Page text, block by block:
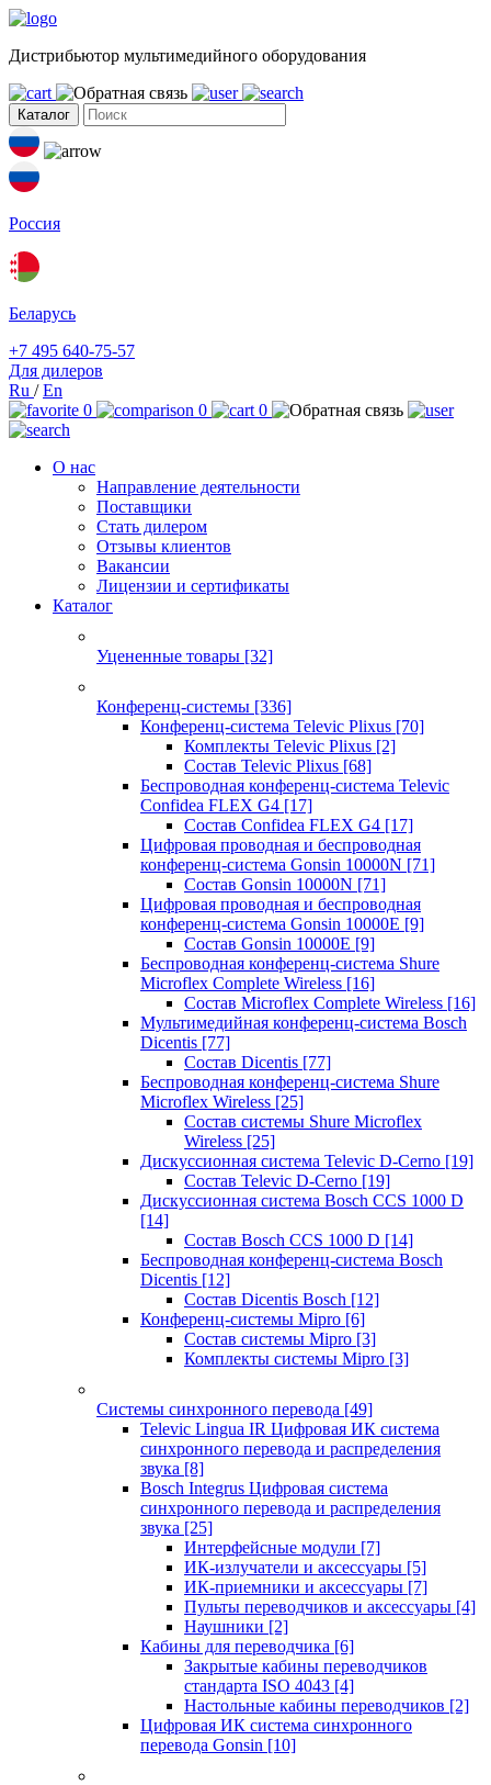
Дистрибьютор мультимедийного оборудования
Каталог
Россия
Беларусь
+7 495 640-75-57
Для дилеров
Ru /En
0
0 0
О нас
Направление деятельности
Поставщики
Стать дилером
Отзывы клиентов
Вакансии
Лицензии и сертификаты
Каталог
Уцененные товары [32]
Конференц-системы [336]
Конференц-система Televic Plixus [70]
Комплекты Televic Plixus [2]
Состав Televic Plixus [68]
Беспроводная конференц-система Televic
Confidea FLEX G4 [17]
Состав Confidea FLEX G4 [17]
Цифровая проводная и беспроводная
конференц-система Gonsin 10000N [71]
Состав Gonsin 10000N [71]
Цифровая проводная и беспроводная
конференц-система Gonsin 10000E [9]
Состав Gonsin 10000E [9]
Беспроводная конференц-система Shure
Microflex Complete Wireless [16]
Состав Microflex Complete Wireless [16]
Мультимедийная конференц-система Bosch
Dicentis [77]
Состав Dicentis [77]
Беспроводная конференц-система Shure
Microflex Wireless [25]
Состав системы Shure Microflex
Wireless [25]
Дискуссионная система Televic D-Cerno [19]
Состав Televic D-Cerno [19]
Дискуссионная система Bosch CCS 1000 D
[14]
Состав Bosch CCS 1000 D [14]
Беспроводная конференц-система Bosch
Dicentis [12]
Состав Dicentis Bosch [12]
Конференц-системы Mipro [6]
Состав системы Mipro [3]
Комплекты системы Mipro [3]
Системы синхронного перевода [49]
Televic Lingua IR Цифровая ИК система
синхронного перевода и распределения
звука [8]
Bosch Integrus Цифровая система
синхронного перевода и распределения
звука [25]
Интерфейсные модули [7]
ИК-излучатели и аксессуары [5]
ИК-приемники и аксессуары [7]
Пульты переводчиков и аксессуары [4]
Наушники [2]
Кабины для переводчика [6]
Закрытые кабины переводчиков
стандарта ISO 4043 [4]
Настольные кабины переводчиков [2]
Цифровая ИК система синхронного
перевода Gonsin [10]